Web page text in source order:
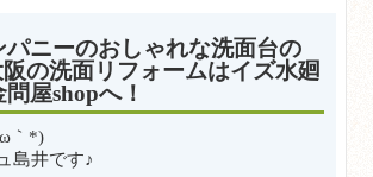
パニーのおしゃれな洗面台の
の洗面リフォームはイズ水廻
屋shopへ！
｀*)
島井です♪